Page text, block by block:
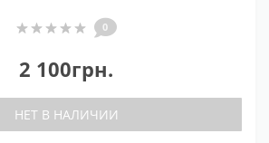
0
2 100грн.
НЕТ В НАЛИЧИИ